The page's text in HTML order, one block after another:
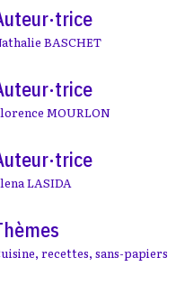
BASCHET
MOURLON
LASIDA
, recettes, sans-papiers